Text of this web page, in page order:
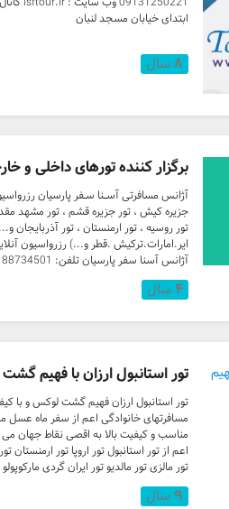
ابتدای خیابان مسجد لنبان
۸سال
برگزار کننده تورهای داخلی و
آژانس مسافرتی آســـنا ســفر پارسیان
جزیره کیش ، تور جزیره قشم ، تور مشهد
تور روسیه ، تور ارمنستان ، تور آذربایجان
ایر.امارات.ترکیش .قطر و...) رزرواسیون
آژانس آسنا سفر پارسیان تلفن: 02188734501 موبایل: 09125499989
۴سال
تور استانبول ارزان با فهیم گشت
تور استانبول ارزان فهیم گشت لوکس و با
مسافرتهای خانوادگی اعم از سفر ماه
مناسب و کیفیت بالا به اقصی نقاط جهان
اعم از تور استانبول تور اروپا تور ارمنستان
تور مالزی تور مالدیو تور ایران گردی
خدماتی چون رزرو بلیط خرید بلیط هواپیما
۹سال